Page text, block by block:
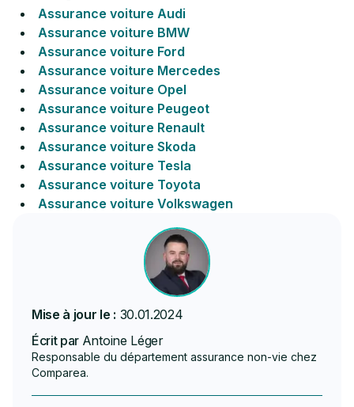
Assurance voiture Audi
Assurance voiture BMW
Assurance voiture Ford
Assurance voiture Mercedes
Assurance voiture Opel
Assurance voiture Peugeot
Assurance voiture Renault
Assurance voiture Skoda
Assurance voiture Tesla
Assurance voiture Toyota
Assurance voiture Volkswagen
Mise à jour le : 30.01.2024
Écrit par Antoine Léger
Responsable du département assurance non-vie chez
Comparea.